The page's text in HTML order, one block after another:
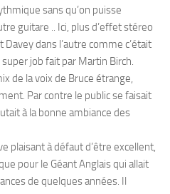
sans qu’on puisse
guitare .. Ici, plus d’effet stéreo
dans l’autre comme c’était
job fait par Martin Birch.
de la voix de Bruce étrange,
Par contre le public se faisait
à la bonne ambiance des
plaisant à défaut d’être excellent,
pour le Géant Anglais qui allait
de quelques années. Il